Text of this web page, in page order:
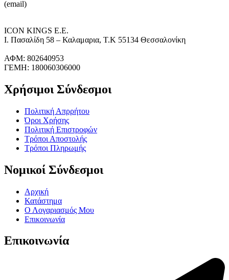
(email)
ICON KINGS Ε.Ε.
Ι. Πασαλίδη 58 – Καλαμαρια, Τ.Κ 55134 Θεσσαλονίκη
ΑΦΜ: 802640953
ΓΕΜΗ: 180060306000
Χρήσιμοι Σύνδεσμοι
Πολιτική Απρρήτου
Όροι Χρήσης
Πολιτική Επιστροφών
Τρόποι Αποστολής
Τρόποι Πληρωμής
Νομικοί Σύνδεσμοι
Αρχική
Κατάστημα
Ο Λογαριασμός Μου
Επικοινωνία
Επικοινωνία